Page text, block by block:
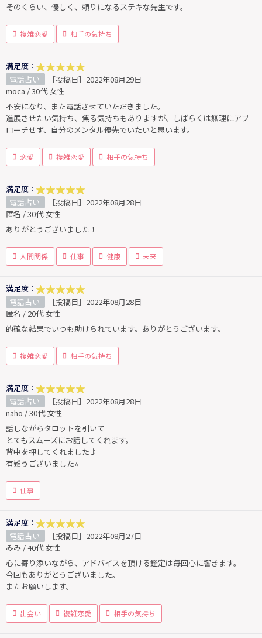
そのくらい、優しく、頼りになるステキな先生です。
複雑恋愛 相手の気持ち
満足度：
電話占い
［投稿日］2022年08月29日
moca / 30代 女性
不安になり、また電話させていただきました。
進展させたい気持ち、焦る気持ちもありますが、しばらくは無理にアプ
ローチせず、自分のメンタル優先でいたいと思います。
恋愛 複雑恋愛 相手の気持ち
満足度：
電話占い
［投稿日］2022年08月28日
匿名 / 30代 女性
ありがとうございました！
人間関係 仕事 健康 未来
満足度：
電話占い
［投稿日］2022年08月28日
匿名 / 20代 女性
的確な結果でいつも助けられています。ありがとうございます。
複雑恋愛 相手の気持ち
満足度：
電話占い
［投稿日］2022年08月28日
naho / 30代 女性
話しながらタロットを引いて
とてもスムーズにお話してくれます。
背中を押してくれました♪
有難うございました⭐︎
仕事
満足度：
電話占い
［投稿日］2022年08月27日
みみ / 40代 女性
心に寄り添いながら、アドバイスを頂ける鑑定は毎回心に響きます。
今回もありがとうございました。
またお願いします。
出会い 複雑恋愛 相手の気持ち